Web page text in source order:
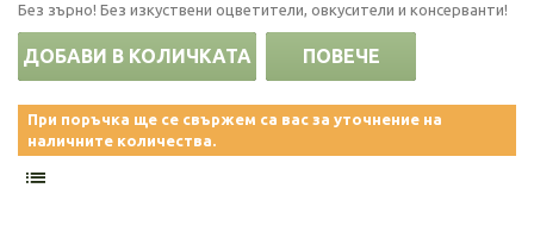
Без зърно! Без изкуствени оцветители, овкусители и консерванти!
ДОБАВИ В КОЛИЧКАТА ПОВЕЧЕ
При поръчка ще се свържем са вас за уточнение на
наличните количества.